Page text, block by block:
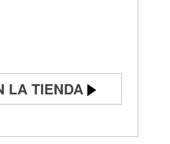
LA TIENDA